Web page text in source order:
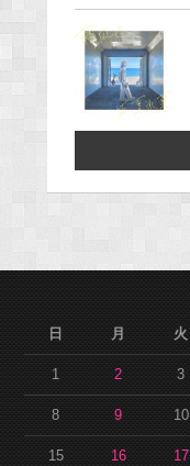
日
月 火
1 2 3
8 9 10
15 16 17